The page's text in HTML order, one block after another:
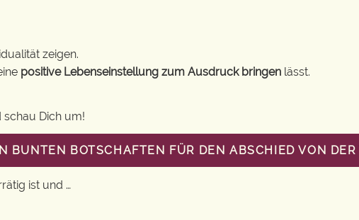
zeigen.
positive Lebenseinstellung zum Ausdruck bringen lässt.
Dich um!
BUNTEN BOTSCHAFTEN FÜR DEN ABSCHIED VON DER
ist und …